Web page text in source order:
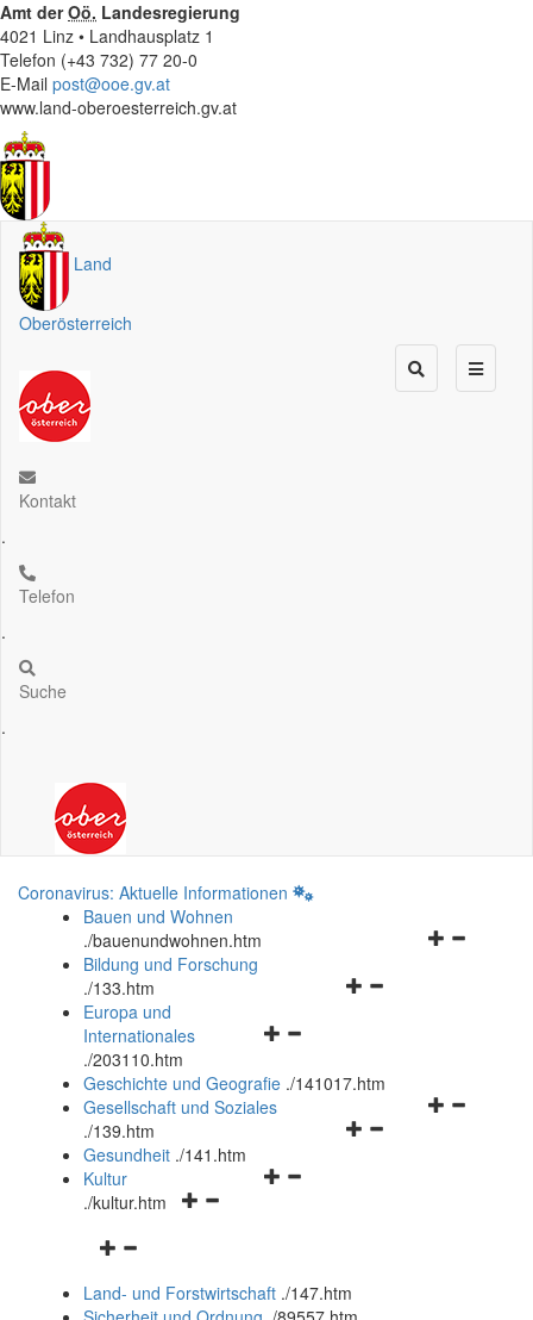
Amt derOö. Landesregierung
4021 Linz • Landhausplatz 1
Telefon (+43 732) 77 20-0
E-Mail post@ooe.gv.at
www.land-oberoesterreich.gv.at
Land
Oberösterreich
Kontakt
.
Telefon
.
Suche
.
Coronavirus: Aktuelle Informationen
Bauen und Wohnen
./bauenundwohnen.htm
Navigationsmenü
Bildung und Forschung
./133.htm
Navigationsmenü
und
schließen
Europa und
Internationales
./203110.htm
Geschichte und Geografie ./141017.htm
Navigationsmenü
Gesellschaft und Soziales
./139.htm
Navigationsmenü
Gesundheit ./141.htm
Navigationsmenü
Kultur
./kultur.htm
Navigationsmenü
und
Land- und Forstwirtschaft ./147.htm